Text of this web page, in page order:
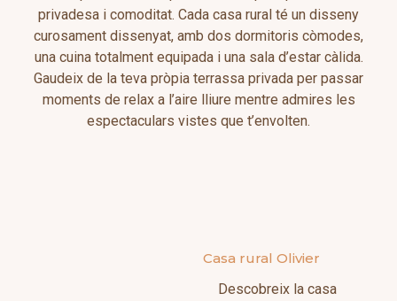
privadesa i comoditat. Cada casa rural té un disseny
curosament dissenyat, amb dos dormitoris còmodes,
una cuina totalment equipada i una sala d’estar càlida.
Gaudeix de la teva pròpia terrassa privada per passar
moments de relax a l’aire lliure mentre admires les
espectaculars vistes que t’envolten.
Casa rural Olivier
Descobreix la casa